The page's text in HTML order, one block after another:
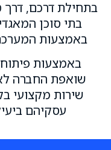
בתחילת דרכם, דרך
בתי סוכן
באמצעות
באמצעות
שואפת החברה
שירות מקצועי
עסקיהם